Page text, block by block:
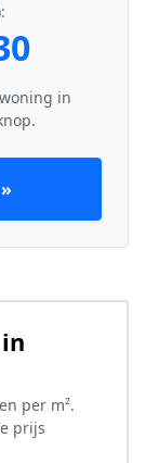
in
per m².
prijs